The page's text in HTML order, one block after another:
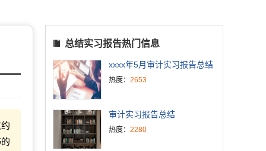
总结实习报告热门信息
xxxx年5月审计实习报告总结
热度： 2653
审计实习报告总结
热度： 2280